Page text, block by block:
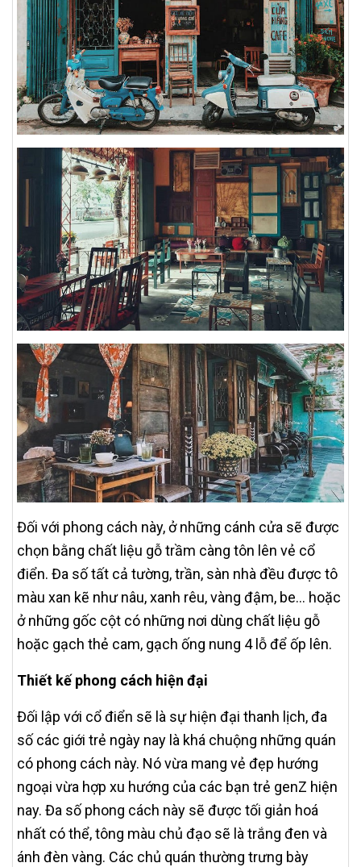
Đối với phong cách này, ở những cánh cửa sẽ được
chọn bằng chất liệu gỗ trầm càng tôn lên vẻ cổ
điển. Đa số tất cả tường, trần, sàn nhà đều được tô
màu xan kẽ như nâu, xanh rêu, vàng đậm, be... hoặc
ở những gốc cột có những nơi dùng chất liệu gỗ
hoặc gạch thẻ cam, gạch ống nung 4 lỗ để ốp lên.
Thiết kế phong cách hiện đại
Đối lập với cổ điển sẽ là sự hiện đại thanh lịch, đa
số các giới trẻ ngày nay là khá chuộng những quán
có phong cách này. Nó vừa mang vẻ đẹp hướng
ngoại vừa hợp xu hướng của các bạn trẻ genZ hiện
nay. Đa số phong cách này sẽ được tối giản hoá
nhất có thể, tông màu chủ đạo sẽ là trắng đen và
ánh đèn vàng. Các chủ quán thường trưng bày